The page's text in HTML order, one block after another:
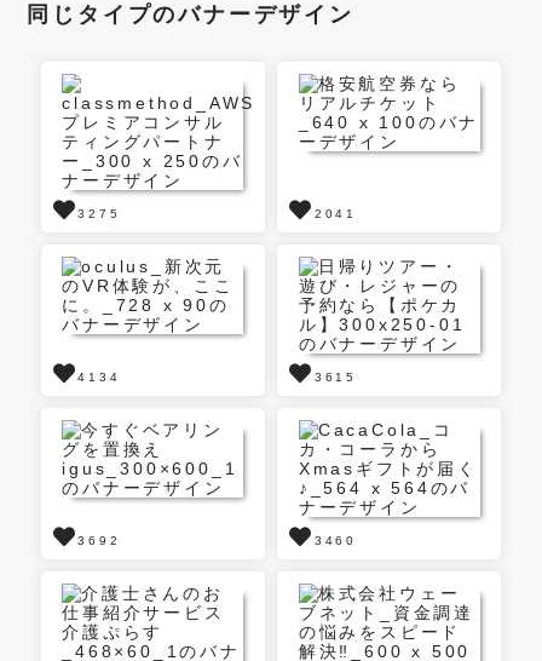
同じタイプのバナーデザイン
3275 2041
4134 3615
3692 3460